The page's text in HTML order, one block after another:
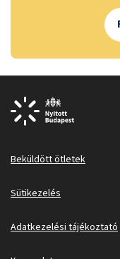
Beküldött ötletek
Sütikezelés
Adatkezelési tájékoztató